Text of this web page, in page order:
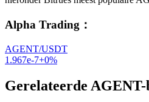
Alpha Trading ：
AGENT/USDT
1.967e-7+0%
Gerelateerde